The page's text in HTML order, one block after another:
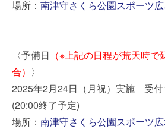
場所： 南津守さくら公園スポーツ広
〈予備日 （※上記の日程が荒天時
合） 〉
2025年2月24日（月祝）実施 受付
(20:00終了予定)
場所： 南津守さくら公園スポーツ広